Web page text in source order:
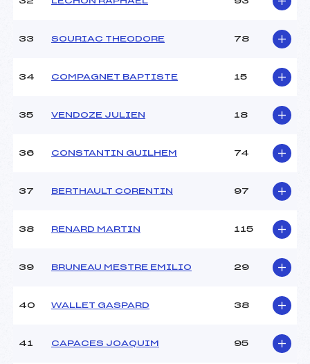
33 SOURIAC THEODORE 78
34 COMPAGNET BAPTISTE 15
35 VENDOZE JULIEN 18
36 CONSTANTIN GUILHEM 74
37 BERTHAULT CORENTIN 97
38 RENARD MARTIN 115
39 BRUNEAU MESTRE EMILIO 29
40 WALLET GASPARD 38
41 CAPACES JOAQUIM 95